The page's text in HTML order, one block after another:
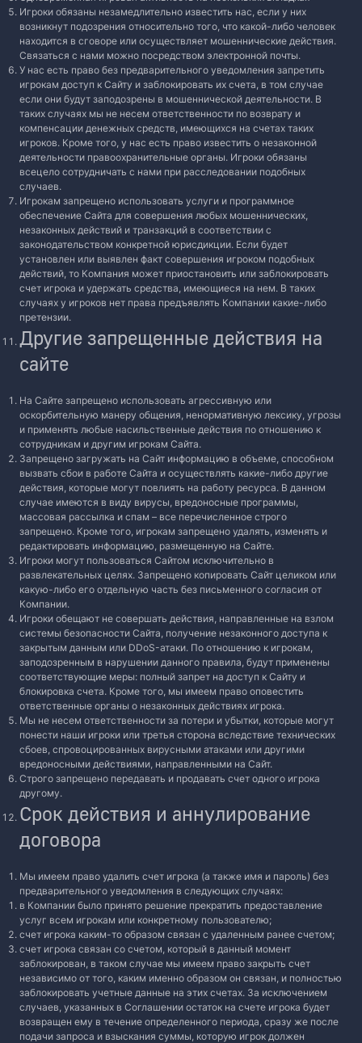
Игроки обязаны незамедлительно известить нас, если у них
возникнут подозрения относительно того, что какой-либо человек
находится в сговоре или осуществляет мошеннические действия.
Связаться с нами можно посредством электронной почты.
У нас есть право без предварительного уведомления запретить
игрокам доступ к Сайту и заблокировать их счета, в том случае
если они будут заподозрены в мошеннической деятельности. В
таких случаях мы не несем ответственности по возврату и
компенсации денежных средств, имеющихся на счетах таких
игроков. Кроме того, у нас есть право известить о незаконной
деятельности правоохранительные органы. Игроки обязаны
всецело сотрудничать с нами при расследовании подобных
случаев.
Игрокам запрещено использовать услуги и программное
обеспечение Сайта для совершения любых мошеннических,
незаконных действий и транзакций в соответствии с
законодательством конкретной юрисдикции. Если будет
установлен или выявлен факт совершения игроком подобных
действий, то Компания может приостановить или заблокировать
счет игрока и удержать средства, имеющиеся на нем. В таких
случаях у игроков нет права предъявлять Компании какие-либо
претензии.
Другие запрещенные действия на
сайте
На Сайте запрещено использовать агрессивную или
оскорбительную манеру общения, ненормативную лексику, угрозы
и применять любые насильственные действия по отношению к
сотрудникам и другим игрокам Сайта.
Запрещено загружать на Сайт информацию в объеме, способном
вызвать сбои в работе Сайта и осуществлять какие-либо другие
действия, которые могут повлиять на работу ресурса. В данном
случае имеются в виду вирусы, вредоносные программы,
массовая рассылка и спам – все перечисленное строго
запрещено. Кроме того, игрокам запрещено удалять, изменять и
редактировать информацию, размещенную на Сайте.
Игроки могут пользоваться Сайтом исключительно в
развлекательных целях. Запрещено копировать Сайт целиком или
какую-либо его отдельную часть без письменного согласия от
Компании.
Игроки обещают не совершать действия, направленные на взлом
системы безопасности Сайта, получение незаконного доступа к
закрытым данным или DDoS-атаки. По отношению к игрокам,
заподозренным в нарушении данного правила, будут применены
соответствующие меры: полный запрет на доступ к Сайту и
блокировка счета. Кроме того, мы имеем право оповестить
ответственные органы о незаконных действиях игрока.
Мы не несем ответственности за потери и убытки, которые могут
понести наши игроки или третья сторона вследствие технических
сбоев, спровоцированных вирусными атаками или другими
вредоносными действиями, направленными на Сайт.
Строго запрещено передавать и продавать счет одного игрока
другому.
Срок действия и аннулирование
договора
Мы имеем право удалить счет игрока (а также имя и пароль) без
предварительного уведомления в следующих случаях:
в Компании было принято решение прекратить предоставление
услуг всем игрокам или конкретному пользователю;
счет игрока каким-то образом связан с удаленным ранее счетом;
счет игрока связан со счетом, который в данный момент
заблокирован, в таком случае мы имеем право закрыть счет
независимо от того, каким именно образом он связан, и полностью
заблокировать учетные данные на этих счетах. За исключением
случаев, указанных в Соглашении остаток на счете игрока будет
возвращен ему в течение определенного периода, сразу же после
подачи запроса и взыскания суммы, которую игрок должен